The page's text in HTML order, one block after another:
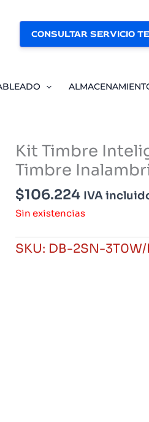
CONSULTAR SERVICIO
Kit Timbre
Timbre
$106.224 IVA
Sin existencias
SKU: DB-2SN-3T0W/